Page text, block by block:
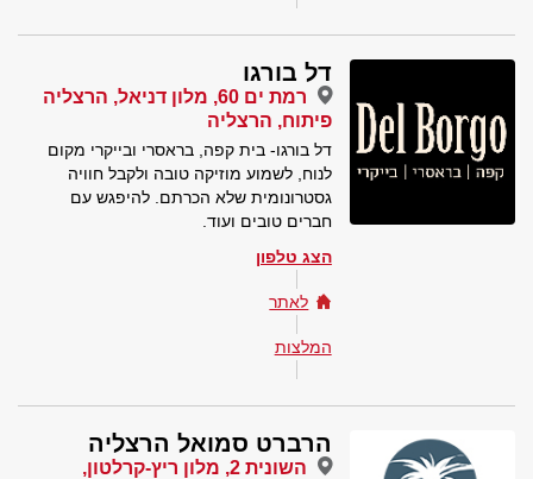
דל בורגו
רמת ים 60, מלון דניאל, הרצליה
פיתוח, הרצליה
דל בורגו- בית קפה, בראסרי ובייקרי מקום
לנוח, לשמוע מוזיקה טובה ולקבל חוויה
גסטרונומית שלא הכרתם. להיפגש עם
חברים טובים ועוד.
הצג טלפון
לאתר
המלצות
הרברט סמואל הרצליה
השונית 2, מלון ריץ-קרלטון,